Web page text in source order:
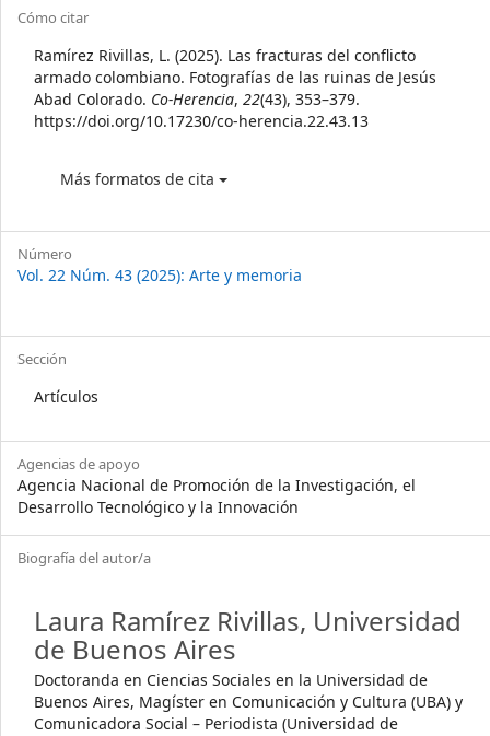
Article
Details
Cómo citar
Ramírez Rivillas, L. (2025). Las fracturas del conflicto
armado colombiano. Fotografías de las ruinas de Jesús
Abad Colorado. Co-Herencia, 22(43), 353–379.
https://doi.org/10.17230/co-herencia.22.43.13
Más formatos de cita
Número
Vol. 22 Núm. 43 (2025): Arte y memoria
Sección
Artículos
Agencias de apoyo
Agencia Nacional de Promoción de la Investigación, el
Desarrollo Tecnológico y la Innovación
Biografía del autor/a
Laura Ramírez Rivillas, Universidad
de Buenos Aires
Doctoranda en Ciencias Sociales en la Universidad de
Buenos Aires, Magíster en Comunicación y Cultura (UBA) y
Comunicadora Social – Periodista (Universidad de